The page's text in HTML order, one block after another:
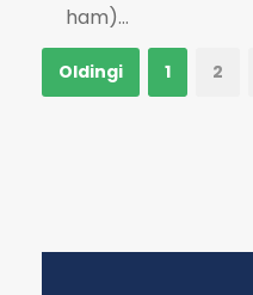
ham)...
Oldingi 1 2